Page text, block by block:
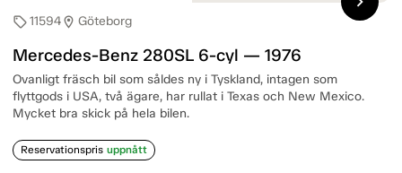
sell11594location_on Göteborg
Mercedes-Benz 280SL 6-cyl — 1976
Ovanligt fräsch bil som såldes ny i Tyskland, intagen som
flyttgods i USA, två ägare, har rullat i Texas och New Mexico.
Mycket bra skick på hela bilen.
Reservationspris uppnått